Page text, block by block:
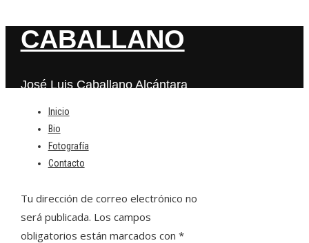
CABALLANO
José Luis Caballano Alcántara
Inicio
Bio
Fotografía
Contacto
Deja una respuesta
Tu dirección de correo electrónico no
será publicada. Los campos
obligatorios están marcados con *